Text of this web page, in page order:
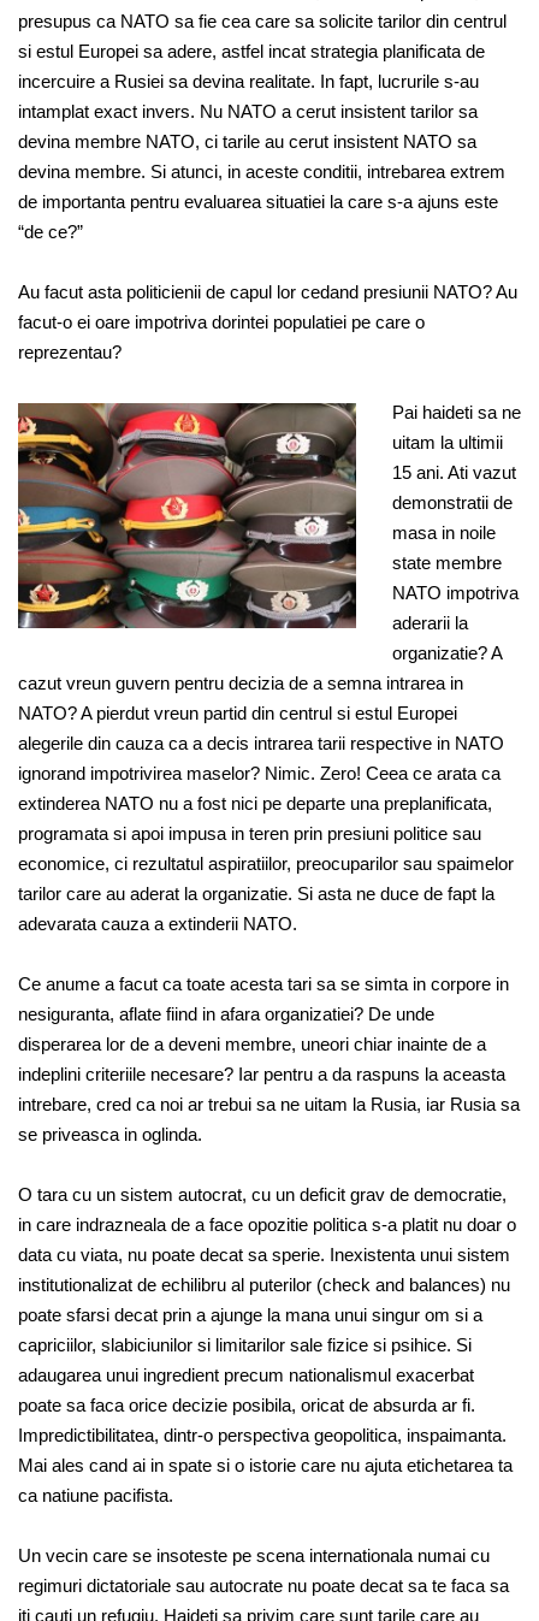
presupus ca NATO sa fie cea care sa solicite tarilor din centrul
si estul Europei sa adere, astfel incat strategia planificata de
incercuire a Rusiei sa devina realitate. In fapt, lucrurile s-au
intamplat exact invers. Nu NATO a cerut insistent tarilor sa
devina membre NATO, ci tarile au cerut insistent NATO sa
devina membre. Si atunci, in aceste conditii, intrebarea extrem
de importanta pentru evaluarea situatiei la care s-a ajuns este
“de ce?”
Au facut asta politicienii de capul lor cedand presiunii NATO? Au
facut-o ei oare impotriva dorintei populatiei pe care o
reprezentau?
Pai haideti sa ne
uitam la ultimii
15 ani. Ati vazut
demonstratii de
masa in noile
state membre
NATO impotriva
aderarii la
organizatie? A
cazut vreun guvern pentru decizia de a semna intrarea in
NATO? A pierdut vreun partid din centrul si estul Europei
alegerile din cauza ca a decis intrarea tarii respective in NATO
ignorand impotrivirea maselor? Nimic. Zero! Ceea ce arata ca
extinderea NATO nu a fost nici pe departe una preplanificata,
programata si apoi impusa in teren prin presiuni politice sau
economice, ci rezultatul aspiratiilor, preocuparilor sau spaimelor
tarilor care au aderat la organizatie. Si asta ne duce de fapt la
adevarata cauza a extinderii NATO.
Ce anume a facut ca toate acesta tari sa se simta in corpore in
nesiguranta, aflate fiind in afara organizatiei? De unde
disperarea lor de a deveni membre, uneori chiar inainte de a
indeplini criteriile necesare? Iar pentru a da raspuns la aceasta
intrebare, cred ca noi ar trebui sa ne uitam la Rusia, iar Rusia sa
se priveasca in oglinda.
O tara cu un sistem autocrat, cu un deficit grav de democratie,
in care indrazneala de a face opozitie politica s-a platit nu doar o
data cu viata, nu poate decat sa sperie. Inexistenta unui sistem
institutionalizat de echilibru al puterilor (check and balances) nu
poate sfarsi decat prin a ajunge la mana unui singur om si a
capriciilor, slabiciunilor si limitarilor sale fizice si psihice. Si
adaugarea unui ingredient precum nationalismul exacerbat
poate sa faca orice decizie posibila, oricat de absurda ar fi.
Impredictibilitatea, dintr-o perspectiva geopolitica, inspaimanta.
Mai ales cand ai in spate si o istorie care nu ajuta etichetarea ta
ca natiune pacifista.
Un vecin care se insoteste pe scena internationala numai cu
regimuri dictatoriale sau autocrate nu poate decat sa te faca sa
iti cauti un refugiu. Haideti sa privim care sunt tarile care au